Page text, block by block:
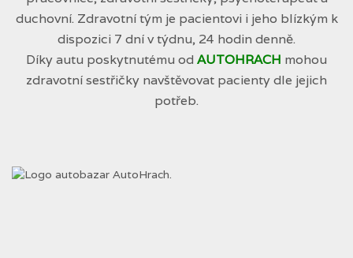
duchovní. Zdravotní tým je pacientovi i jeho blízkým k
dispozici 7 dní v týdnu, 24 hodin denně.
Díky autu poskytnutému od AUTOHRACH mohou
zdravotní sestřičky navštěvovat pacienty dle jejich
potřeb.